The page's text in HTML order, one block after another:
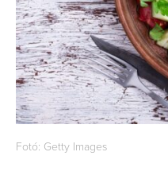
Fotó: Getty Images